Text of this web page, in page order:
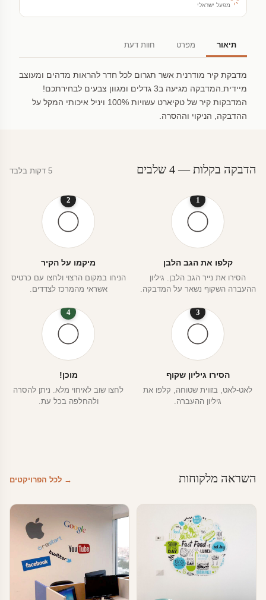
מפעל ישראלי
תיאור מפרט חוות דעת
מדבקת קיר מודרנית אשר תגרום לכל חדר להראות מדהים ומעוצב
מיידית.המדבקה מגיעה ב3 גדלים ומגוון צבעים לבחירתכם!
המדבקות קיר של טקיארט עשויות 100% ויניל איכותי המקל על
ההדבקה, הניקוי וההסרה.
הדבקה בקלות — 4 שלבים 5 דקות בלבד
1
קלפו את הגב הלבן
הסירו את נייר הגב הלבן. גיליון
ההעברה השקוף נשאר על המדבקה.
2
מיקמו על הקיר
הניחו במקום הרצוי ולחצו עם כרטיס
אשראי מהמרכז לצדדים.
3
הסירו גיליון שקוף
לאט-לאט, בזווית שטוחה, קלפו את
גיליון ההעברה.
4
מוכן!
לחצו שוב לאיחוי מלא. ניתן להסרה
ולהחלפה בכל עת.
השראה מלקוחות → לכל הפרויקטים